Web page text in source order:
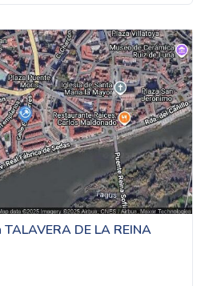
DE LA REINA